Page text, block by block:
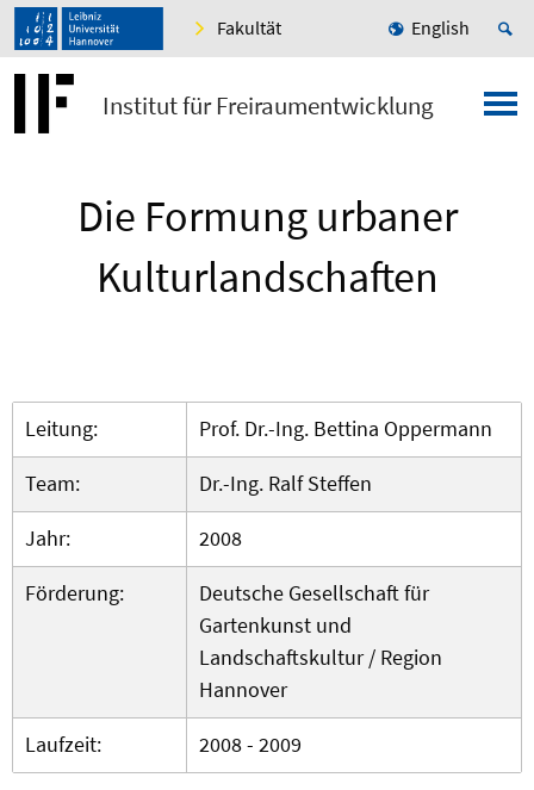
Fakultät English
Institut für Freiraumentwicklung
Die Formung urbaner
Kulturlandschaften
Leitung:
Prof. Dr.-Ing. Bettina Oppermann
Team:
Dr.-Ing. Ralf Steffen
Jahr:
2008
Förderung:
Deutsche Gesellschaft für
Gartenkunst und
Landschaftskultur / Region
Hannover
Laufzeit:
2008 - 2009